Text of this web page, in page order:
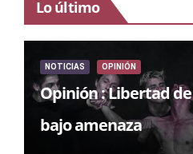
Lo último
NOTICIAS OPINIÓN
Opinión : Libertad
bajo amenaza